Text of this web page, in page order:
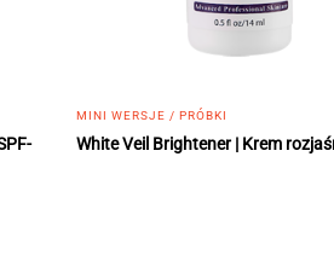
MINI WERSJE / PRÓBKI
White Veil Brightener | Krem